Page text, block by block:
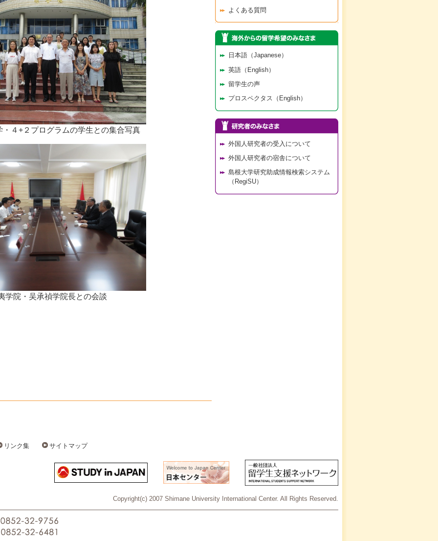
・４+２プログラムの学生との集合写真
学院・吴承禎学院長との会談
よくある質問
日本語（Japanese）
英語（English）
留学生の声
プロスペクタス（English）
外国人研究者の受入について
外国人研究者の宿舎について
島根大学研究助成情報検索システム
（RegiSU）
リンク集 サイトマップ
Copyright(c) 2007 Shimane University International Center. All Rights Reserved.